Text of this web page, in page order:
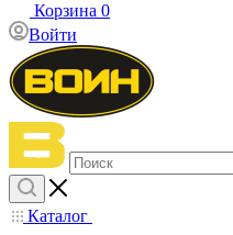
Корзина 0
Войти
Каталог